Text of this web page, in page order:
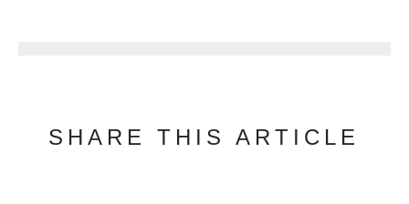
SHARE THIS ARTICLE